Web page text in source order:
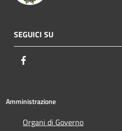
SEGUICI SU
Amministrazione
Organi di Governo